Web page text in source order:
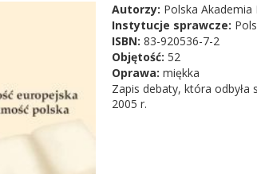
Autorzy: Polska Akademia
Instytucje sprawcze:
ISBN: 83-920536-7-2
Objętość: 52
Oprawa: miękka
Zapis debaty, która
2005 r.